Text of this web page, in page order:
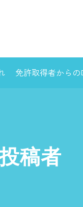
免許取得者からの
稿者